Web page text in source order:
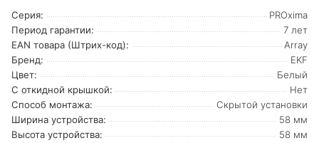
Серия:
PROxima
Период гарантии:
7 лет
EAN товара (Штрих-код):
Array
Бренд:
EKF
Цвет:
Белый
С откидной крышкой:
Нет
Способ монтажа:
Скрытой установки
Ширина устройства:
58 мм
Высота устройства:
58 мм